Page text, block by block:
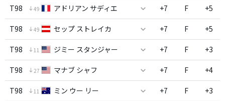
T98 49 アドリアン サディエ +7 F +5
T98 49 セップ ストレイカ +7 F +5
T98 11 ジミー スタンジャー +7 F +3
T98 27 マナブ シャフ +7 F +4
T98 11 ミン ウー リー +7 F +3